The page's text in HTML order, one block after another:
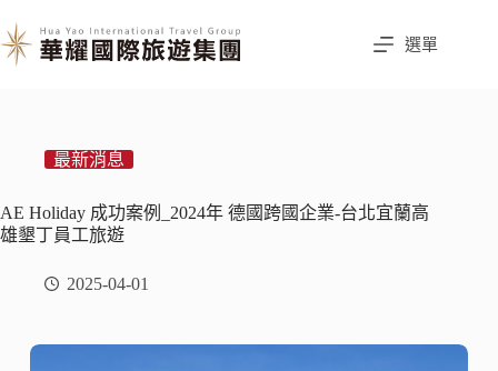
選單
最新消息
AE Holiday 成功案例_2024年 德國跨國企業-台北宜蘭高
雄墾丁員工旅遊
2025-04-01